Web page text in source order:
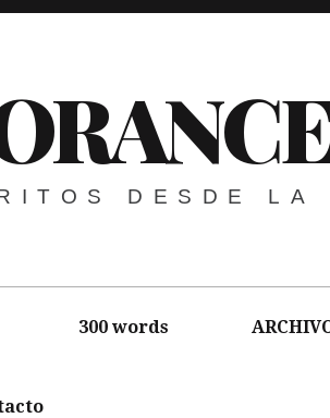
DESDE LA
300 words